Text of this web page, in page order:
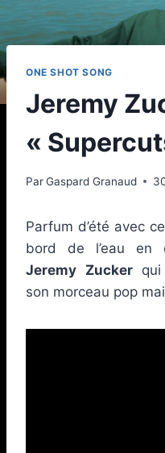
ONE SHOT SONG
Jeremy
«
ParGaspard Granaud
Parfum d’été avec
bord de l’eau en
Jeremy Zuckerqui
son morceau pop